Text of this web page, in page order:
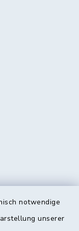
notwendige
unserer